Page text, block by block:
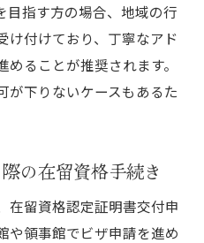
目指す方の場合、地域の行
け付けており、丁寧なアド
ることが推奨されます。
が下りないケースもあるた
の在留資格手続き
在留資格認定証明書交付申
や領事館でビザ申請を進め